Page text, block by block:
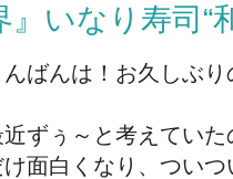
』いなり寿司“
んばんは！お久しぶ
近ずぅ～と考えてい
け面白くなり、つい